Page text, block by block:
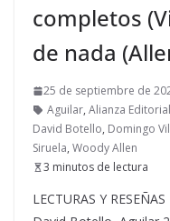
completos
de nada
25 de septiembre de
Aguilar, Alianza Editorial
David Botello, Domingo
Siruela, Woody Allen
3 minutos de lectura
LECTURAS Y